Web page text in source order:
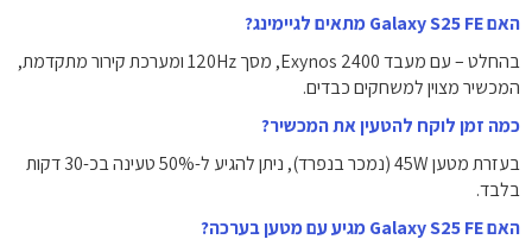
האם Galaxy S25 FE מתאים לגיימינג?
בהחלט – עם מעבד Exynos 2400, מסך 120Hz ומערכת קירור מתקדמת,
המכשיר מצוין למשחקים כבדים.
כמה זמן לוקח להטעין את המכשיר?
בעזרת מטען 45W (נמכר בנפרד), ניתן להגיע ל-50% טעינה בכ-30 דקות
בלבד.
האם Galaxy S25 FE מגיע עם מטען בערכה?